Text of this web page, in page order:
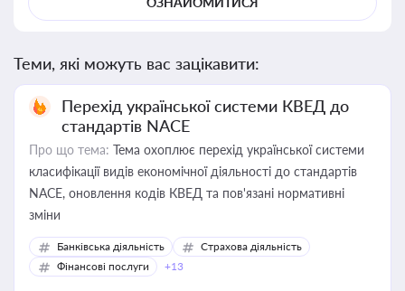
Теми, які можуть вас зацікавити:
Перехід української системи КВЕД до
стандартів NACE
Про що тема: Тема охоплює перехід української системи
класифікації видів економічної діяльності до стандартів
NACE, оновлення кодів КВЕД та пов'язані нормативні
зміни
Банківська діяльність
Страхова діяльність
Фінансові послуги
+13